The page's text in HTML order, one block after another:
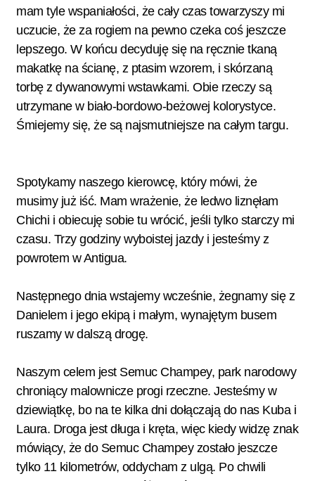
mam tyle wspaniałości, że cały czas towarzyszy mi
uczucie, że za rogiem na pewno czeka coś jeszcze
lepszego. W końcu decyduję się na ręcznie tkaną
makatkę na ścianę, z ptasim wzorem, i skórzaną
torbę z dywanowymi wstawkami. Obie rzeczy są
utrzymane w biało-bordowo-beżowej kolorystyce.
Śmiejemy się, że są najsmutniejsze na całym targu.
Spotykamy naszego kierowcę, który mówi, że
musimy już iść. Mam wrażenie, że ledwo liznęłam
Chichi i obiecuję sobie tu wrócić, jeśli tylko starczy mi
czasu. Trzy godziny wyboistej jazdy i jesteśmy z
powrotem w Antigua.
Następnego dnia wstajemy wcześnie, żegnamy się z
Danielem i jego ekipą i małym, wynajętym busem
ruszamy w dalszą drogę.
Naszym celem jest Semuc Champey, park narodowy
chroniący malownicze progi rzeczne. Jesteśmy w
dziewiątkę, bo na te kilka dni dołączają do nas Kuba i
Laura. Droga jest długa i kręta, więc kiedy widzę znak
mówiący, że do Semuc Champey zostało jeszcze
tylko 11 kilometrów, oddycham z ulgą. Po chwili